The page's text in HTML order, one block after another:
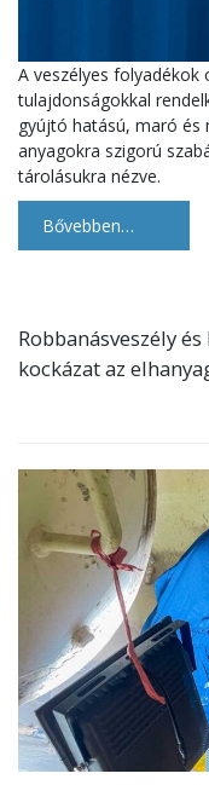
A veszélyes folyadékok
tulajdonságokkal
gyújtó hatású, maró és
anyagokra szigorú
tárolásukra nézve.
Bővebben…
Robbanásveszély
kockázat az